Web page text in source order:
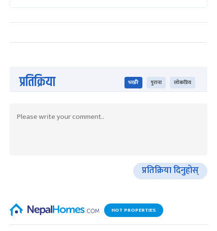
प्रतिक्रिया भर्खरै पुराना लोकप्रिय
प्रतिक्रिया दिनुहोस्
HOT PROPERTIES